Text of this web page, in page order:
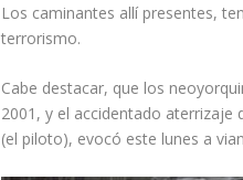
Los caminantes allí presentes,
terrorismo.
Cabe destacar, que los
2001, y el accidentado aterrizaje
(el piloto), evocó este lunes a